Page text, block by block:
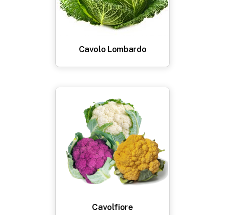
Cavolo Lombardo
Cavolfiore